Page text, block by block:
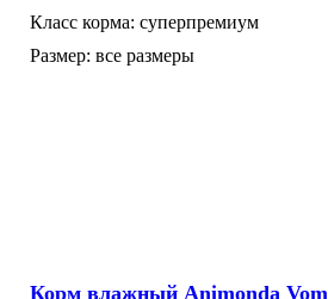
Класс корма: суперпремиум
Размер: все размеры
Корм влажный Animonda Vom